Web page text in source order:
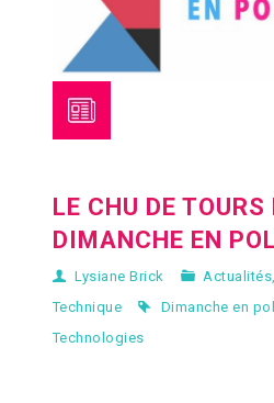
LE CHU DE TOURS
DIMANCHE EN
Lysiane Brick Actualités
Technique
Dimanche en
Technologies